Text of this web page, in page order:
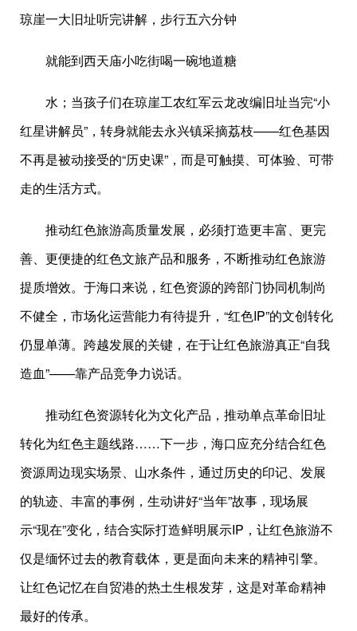
琼崖一大旧址听完讲解，步行五六分钟
就能到西天庙小吃街喝一碗地道糖
水；当孩子们在琼崖工农红军云龙改编旧址当完“小
红星讲解员”，转身就能去永兴镇采摘荔枝——红色基因
不再是被动接受的“历史课”，而是可触摸、可体验、可带
走的生活方式。
推动红色旅游高质量发展，必须打造更丰富、更完
善、更便捷的红色文旅产品和服务，不断推动红色旅游
提质增效。于海口来说，红色资源的跨部门协同机制尚
不健全，市场化运营能力有待提升，“红色IP”的文创转化
仍显单薄。跨越发展的关键，在于让红色旅游真正“自我
造血”——靠产品竞争力说话。
推动红色资源转化为文化产品，推动单点革命旧址
转化为红色主题线路……下一步，海口应充分结合红色
资源周边现实场景、山水条件，通过历史的印记、发展
的轨迹、丰富的事例，生动讲好“当年”故事，现场展
示“现在”变化，结合实际打造鲜明展示IP，让红色旅游不
仅是缅怀过去的教育载体，更是面向未来的精神引擎。
让红色记忆在自贸港的热土生根发芽，这是对革命精神
最好的传承。